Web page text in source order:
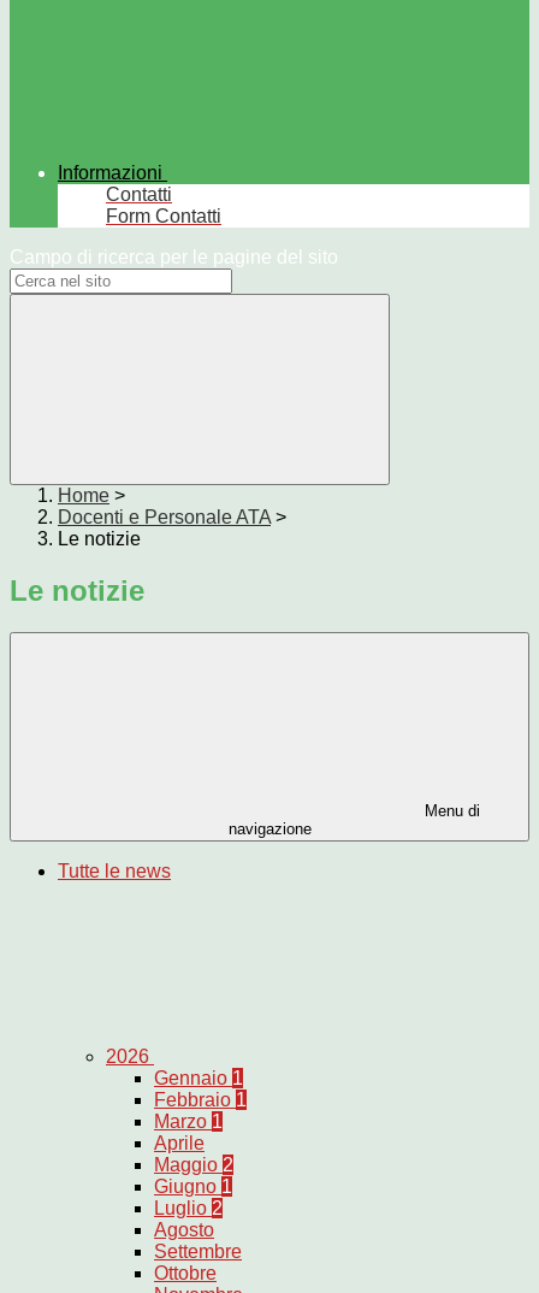
Informazioni
Contatti
Form Contatti
Campo di ricerca per le pagine del sito
Home >
Docenti e Personale ATA >
Le notizie
Le notizie
Menu di
navigazione
Tutte le news
2026
Gennaio 1
Febbraio 1
Marzo 1
Aprile
Maggio 2
Giugno 1
Luglio 2
Agosto
Settembre
Ottobre